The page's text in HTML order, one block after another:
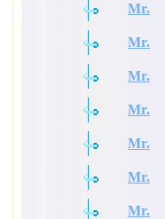
Mr.
Mr.
Mr.
Mr.
Mr.
Mr.
Mr.